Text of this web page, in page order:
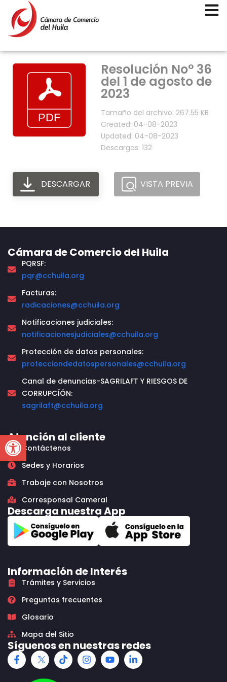
Open toolbar
Resolución No° 36
del 1 de agosto de
2023
Tamaño del archivo: 267.55 KB
Created: 04-08-2023
Updated: 04-08-2023
Descargas: 132
DESCARGAR VISTA PREVIA
Cámara de Comercio del Huila
PQRSF:
pqr@cchuila.org
Facturas:
radicaciones@cchuila.org
Notificaciones judiciales:
notificacionesjudiciales@cchuila.org
Protección de datos personales:
protecciondedatospersonales@cchuila.org
Canal de denuncias-SAGRILAFT Y RIESGOS DE
CORRUPCÍÓN:
sagrilaft@cchuila.org
Atención al cliente
Contáctenos
Sedes y Horarios
Trabaje con Nosotros
Corresponsal Cameral
Descarga nuestra App
Información de Interés
Trámites y Servicios
Preguntas frecuentes
Glosario
Mapa del Sitio
Síguenos en nuestras redes